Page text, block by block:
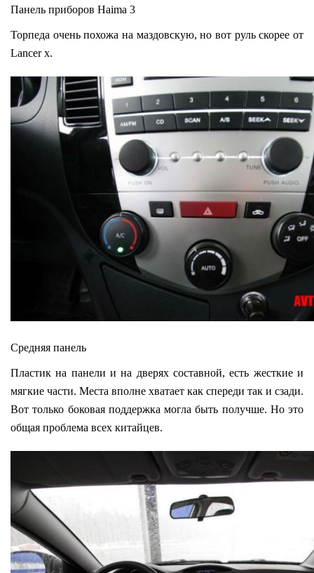
Панель приборов Haima 3
Торпеда очень похожа на маздовскую, но вот руль скорее от
Lancer x.
Средняя панель
Пластик на панели и на дверях составной, есть жесткие и
мягкие части. Места вполне хватает как спереди так и сзади.
Вот только боковая поддержка могла быть получше. Но это
общая проблема всех китайцев.